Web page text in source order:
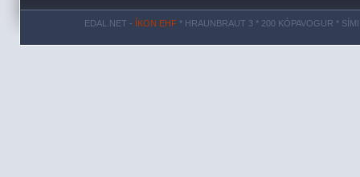
EDAL.NET - ÍKON EHF* HRAUNBRAUT 3 * 200 KÓPAVOGUR *